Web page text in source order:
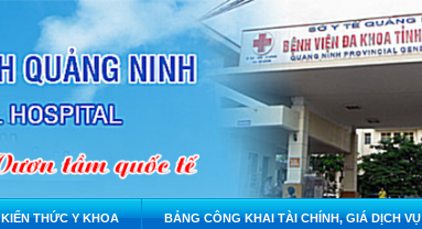
KIẾN THỨC Y KHOA BẢNG CÔNG KHAI TÀI CHÍNH, GIÁ DỊCH VỤ